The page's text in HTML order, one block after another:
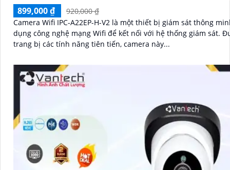
899,000 ₫
920,000 ₫
Camera Wifi IPC-A22EP-H-V2 là một thiết bị giám sát thông
dụng công nghệ mạng Wifi để kết nối với hệ thống giám sát. Được
trang bị các tính năng tiên tiến, camera này...